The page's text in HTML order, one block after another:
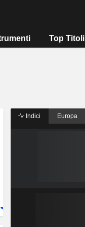
Top Titoli
Indici Europa